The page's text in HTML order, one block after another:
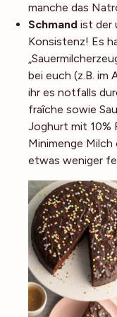
manche das
Schmand ist der
Konsistenz! Es
bei euch (z.B. im
ihr es notfalls
fraîche sowie
Joghurt mit 10%
Minimenge
etwas weniger